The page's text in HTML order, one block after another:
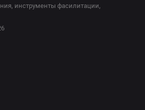
инструменты фасилитации,